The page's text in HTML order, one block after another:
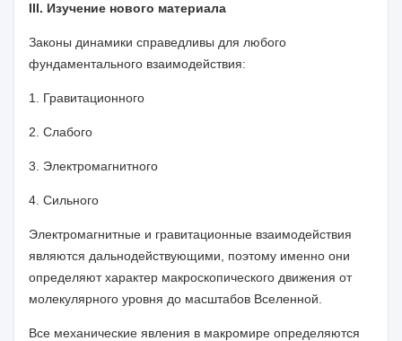
III. Изучение нового материала
Законы динамики справедливы для любого
фундаментального взаимодей­ствия:
1. Гравитационного
2. Слабого
3. Электромагнитного
4. Сильного
Электромагнитные и гравитационные взаимодействия
являются дальнодействующими, поэтому именно они
определяют характер макроскопического дви­жения от
молекулярного уровня до масштабов Вселенной.
Все механические явления в макромире определяются